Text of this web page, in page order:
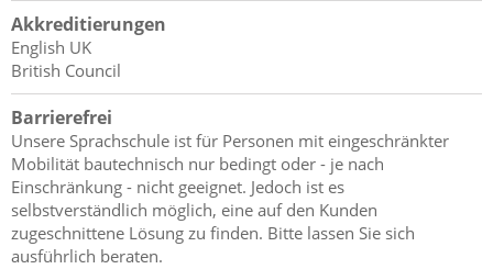
Akkreditierungen
English UK
British Council
Barrierefrei
Unsere Sprachschule ist für Personen mit eingeschränkter
Mobilität bautechnisch nur bedingt oder - je nach
Einschränkung - nicht geeignet. Jedoch ist es
selbstverständlich möglich, eine auf den Kunden
zugeschnittene Lösung zu finden. Bitte lassen Sie sich
ausführlich beraten.